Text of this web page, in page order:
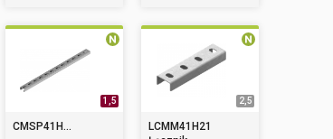
1,5
CMSP41H...
2,5
LCMM41H21